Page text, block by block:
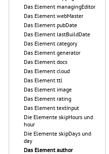
Das Element managingEditor
Das Element webMaster
Das Element pubDate
Das Element lastBuildDate
Das Element category
Das Element generator
Das Element docs
Das Element cloud
Das Element ttl
Das Element image
Das Element rating
Das Element textInput
Die Elemente skipHours und
hour
Die Elemente skipDays und
day
Das Element author